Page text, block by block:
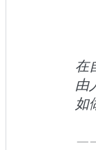
在
由
如
——